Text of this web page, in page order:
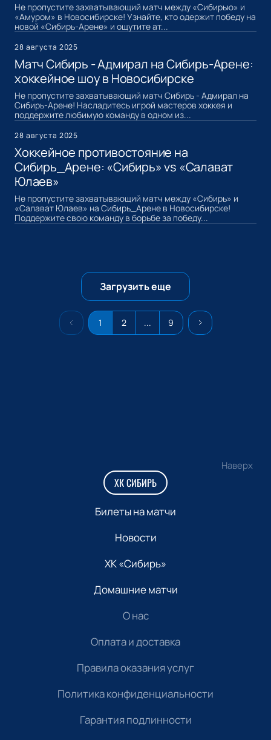
Не пропустите захватывающий матч между «Сибирью» и
«Амуром» в Новосибирске! Узнайте, кто одержит победу на
новой «Сибирь-Арене» и ощутите ат...
28 августа 2025
Матч Сибирь - Адмирал на Сибирь-Арене:
хоккейное шоу в Новосибирске
Не пропустите захватывающий матч Сибирь - Адмирал на
Сибирь-Арене! Насладитесь игрой мастеров хоккея и
поддержите любимую команду в одном из...
28 августа 2025
Хоккейное противостояние на
Сибирь_Арене: «Сибирь» vs «Салават
Юлаев»
Не пропустите захватывающий матч между «Сибирь» и
«Салават Юлаев» на Сибирь_Арене в Новосибирске!
Поддержите свою команду в борьбе за победу...
Загрузить еще
1 2 ... 9
Наверх
ХК СИБИРЬ
Билеты на матчи
Новости
ХК «Сибирь»
Домашние матчи
О нас
Оплата и доставка
Правила оказания услуг
Политика конфиденциальности
Гарантия подлинности